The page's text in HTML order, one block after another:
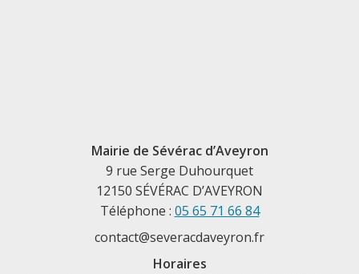
Mairie de Sévérac d’Aveyron
9 rue Serge Duhourquet
12150 SÉVÉRAC D’AVEYRON
Téléphone : 05 65 71 66 84
contact@severacdaveyron.fr
Horaires